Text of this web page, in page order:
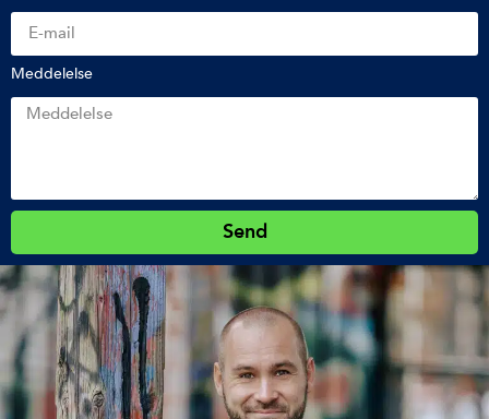
Meddelelse
Send
Alternative: